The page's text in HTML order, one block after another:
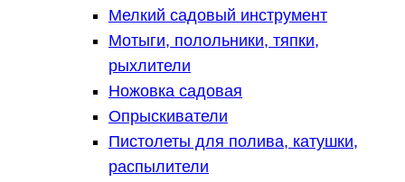
Мелкий садовый инструмент
Мотыги, полольники, тяпки,
рыхлители
Ножовка садовая
Опрыскиватели
Пистолеты для полива, катушки,
распылители